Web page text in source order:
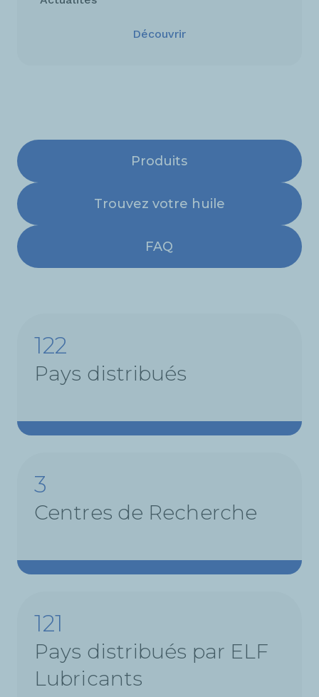
Découvrir
Produits
Trouvez votre huile
FAQ
122
Pays distribués
3
Centres de Recherche
149
Pays distribués par ELF
Lubricants